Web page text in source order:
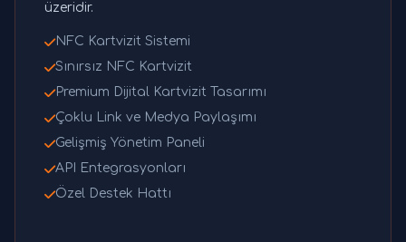
üzeridir.
NFC Kartvizit Sistemi
Sınırsız NFC Kartvizit
Premium Dijital Kartvizit Tasarımı
Çoklu Link ve Medya Paylaşımı
Gelişmiş Yönetim Paneli
API Entegrasyonları
Özel Destek Hattı